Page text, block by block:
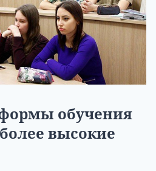
обучения
высокие